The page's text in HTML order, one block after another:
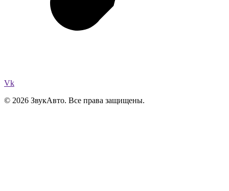
Vk
© 2026 ЗвукАвто. Все права защищены.